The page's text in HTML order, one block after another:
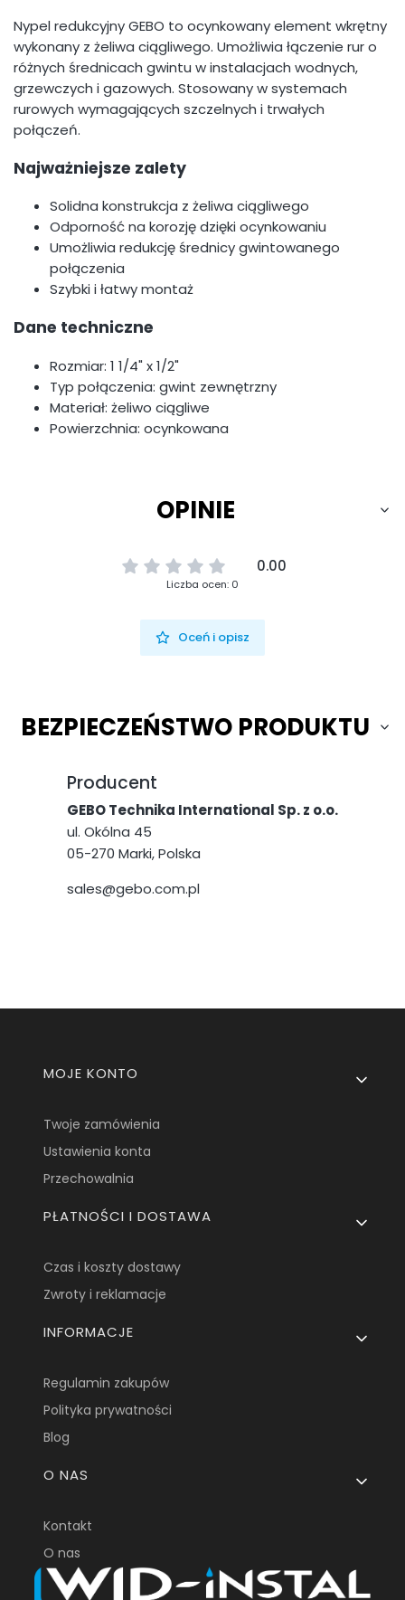
Nypel redukcyjny GEBO to ocynkowany element wkrętny
wykonany z żeliwa ciągliwego. Umożliwia łączenie rur o
różnych średnicach gwintu w instalacjach wodnych,
grzewczych i gazowych. Stosowany w systemach
rurowych wymagających szczelnych i trwałych
połączeń.
Najważniejsze zalety
Solidna konstrukcja z żeliwa ciągliwego
Odporność na korozję dzięki ocynkowaniu
Umożliwia redukcję średnicy gwintowanego
połączenia
Szybki i łatwy montaż
Dane techniczne
Rozmiar: 1 1/4" x 1/2"
Typ połączenia: gwint zewnętrzny
Materiał: żeliwo ciągliwe
Powierzchnia: ocynkowana
OPINIE
0.00
Liczba ocen: 0
Oceń i opisz
BEZPIECZEŃSTWO PRODUKTU
Producent
GEBO Technika International Sp. z o.o.
ul. Okólna 45
05-270 Marki, Polska
sales@gebo.com.pl
Linki w stopce
MOJE KONTO
Twoje zamówienia
Ustawienia konta
Przechowalnia
PŁATNOŚCI I DOSTAWA
Czas i koszty dostawy
Zwroty i reklamacje
INFORMACJE
Regulamin zakupów
Polityka prywatności
Blog
O NAS
Kontakt
O nas